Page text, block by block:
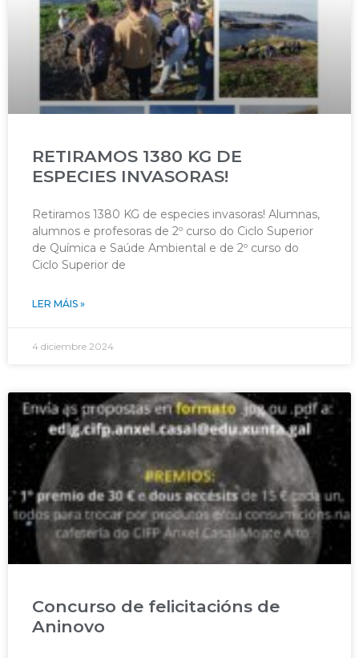
RETIRAMOS 1380 KG DE
ESPECIES INVASORAS!
Retiramos 1380 KG de especies invasoras! Alumnas,
alumnos e profesoras de 2º curso do Ciclo Superior
de Química e Saúde Ambiental e de 2º curso do
Ciclo Superior de
LER MÁIS »
4 diciembre 2024
Concurso de felicitacións de
Aninovo